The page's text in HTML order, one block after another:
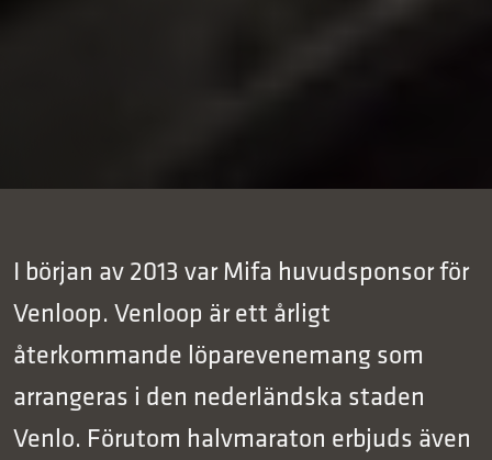
I början av 2013 var Mifa huvudsponsor för
Venloop. Venloop är ett årligt
återkommande löparevenemang som
arrangeras i den nederländska staden
Venlo. Förutom halvmaraton erbjuds även